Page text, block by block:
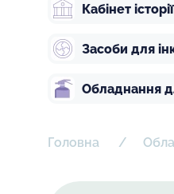
Кабінет
Засоби для
Обладнання
Головна